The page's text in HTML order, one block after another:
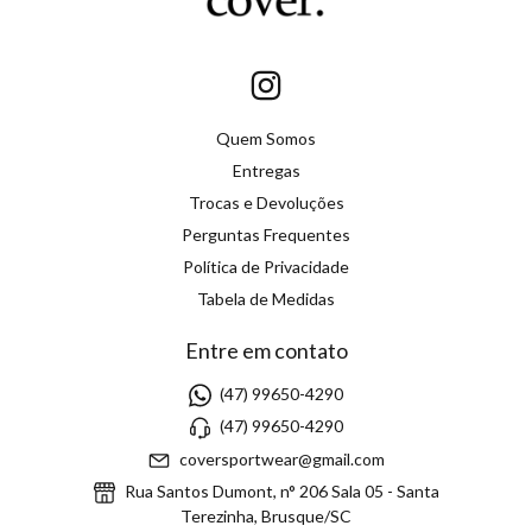
Quem Somos
Entregas
Trocas e Devoluções
Perguntas Frequentes
Política de Privacidade
Tabela de Medidas
Entre em contato
(47) 99650-4290
(47) 99650-4290
coversportwear@gmail.com
Rua Santos Dumont, n° 206 Sala 05 - Santa
Terezinha, Brusque/SC